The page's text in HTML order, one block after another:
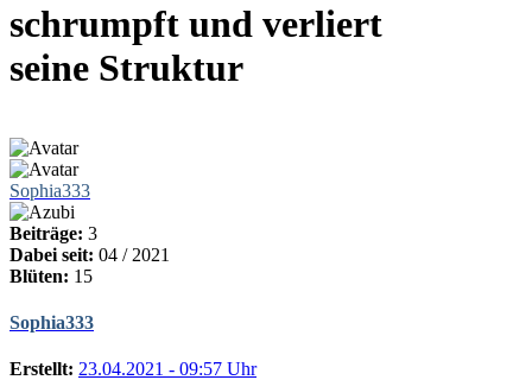
schrumpft und verliert
seine Struktur
Sophia333
Beiträge: 3
Dabei seit: 04 / 2021
Blüten: 15
Sophia333
Erstellt: 23.04.2021 - 09:57 Uhr